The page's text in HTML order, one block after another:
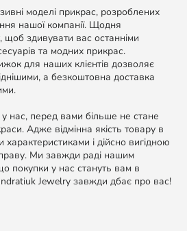
моделі прикрас, розроблених
нашої компанії. Щодня
здивувати вас останніми
та модних прикрас.
для наших клієнтів дозволяє
а безкоштовна доставка
нас, перед вами більше не стане
Адже відмінна якість товару в
і дійсно вигідною
Ми завжди раді нашим
покупки у нас стануть вам в
Jewelry завжди дбає про вас!